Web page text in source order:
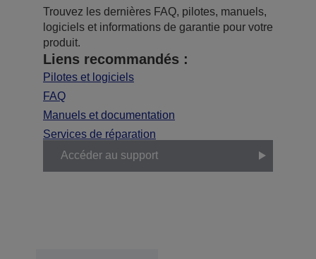
Trouvez les dernières FAQ, pilotes, manuels,
logiciels et informations de garantie pour votre
produit.
Liens recommandés :
Pilotes et logiciels
FAQ
Manuels et documentation
Services de réparation
Accéder au support